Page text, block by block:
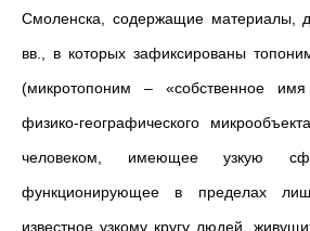
Смоленска, содержащие материалы,
вв., в которых зафиксированы
(микротопоним – «собственное
физико-географического
человеком, имеющее узкую
функционирующее в пределах
известное узкому кругу людей,